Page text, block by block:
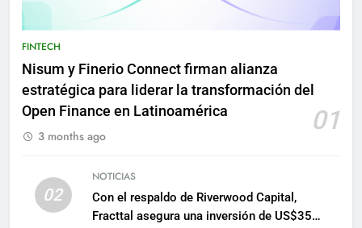
FINTECH
Nisum y Finerio Connect firman alianza
estratégica para liderar la transformación del
Open Finance en Latinoamérica
01
3 months ago
02
NOTICIAS
Con el respaldo de Riverwood Capital,
Fracttal asegura una inversión de US$35